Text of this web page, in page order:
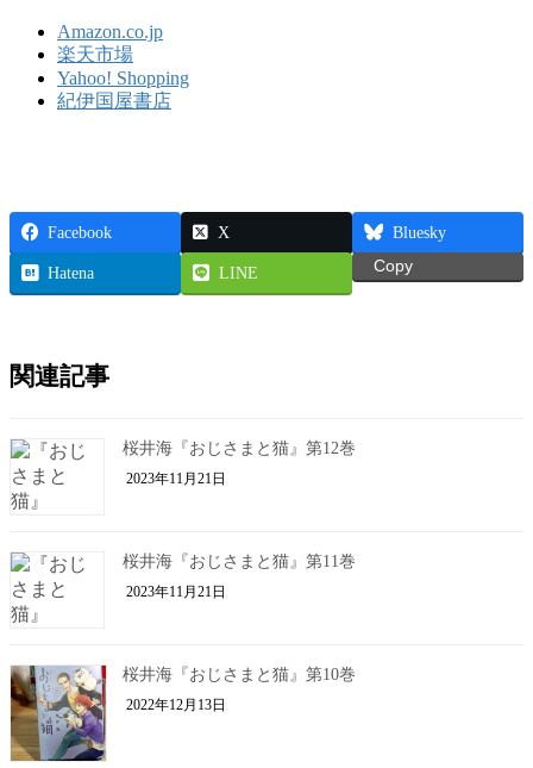
Amazon.co.jp
楽天市場
Yahoo! Shopping
紀伊国屋書店
Facebook X Bluesky
Hatena LINE Copy
関連記事
桜井海『おじさまと猫』第12巻
2023年11月21日
桜井海『おじさまと猫』第11巻
2023年11月21日
桜井海『おじさまと猫』第10巻
2022年12月13日